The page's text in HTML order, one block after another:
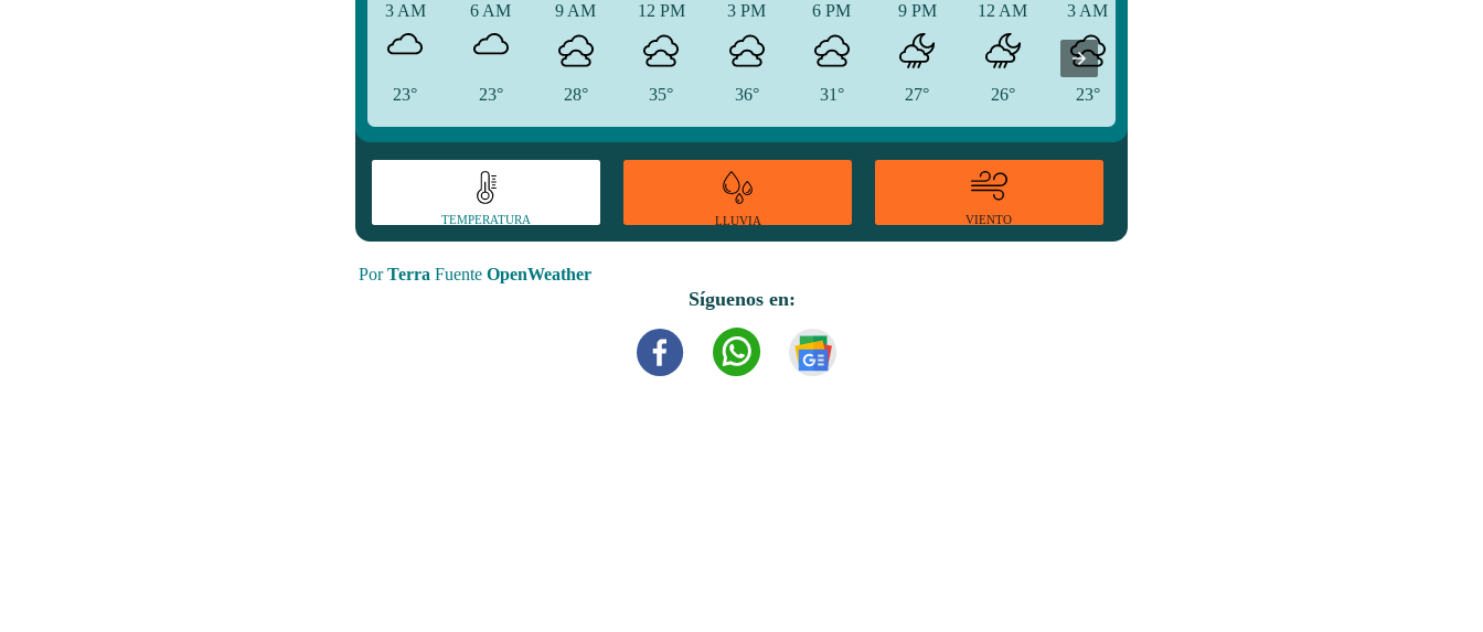
3 AM
23°
6 AM
23°
9 AM
28°
12 PM
35°
3 PM
36°
6 PM
31°
9 PM
27°
12 AM
26°
3 AM
23°
TEMPERATURA LLUVIA VIENTO
PorTerra Fuente OpenWeather
Síguenos en: